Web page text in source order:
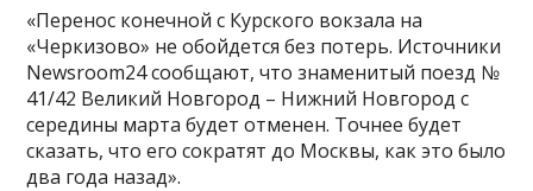
«Перенос конечной с Курского вокзала на
«Черкизово» не обойдется без потерь. Источники
Newsroom24 сообщают, что знаменитый поезд №
41/42 Великий Новгород – Нижний Новгород с
середины марта будет отменен. Точнее будет
сказать, что его сократят до Москвы, как это было
два года назад».